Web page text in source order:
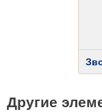
Другие